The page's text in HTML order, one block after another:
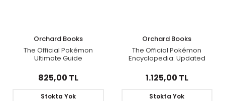
Orchard Books
The Official Pokémon
Ultimate Guide
825,00 TL
Stokta Yok
Orchard Books
The Official Pokémon
Encyclopedia: Updated
1.125,00 TL
Stokta Yok